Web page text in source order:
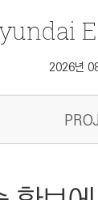
2026년